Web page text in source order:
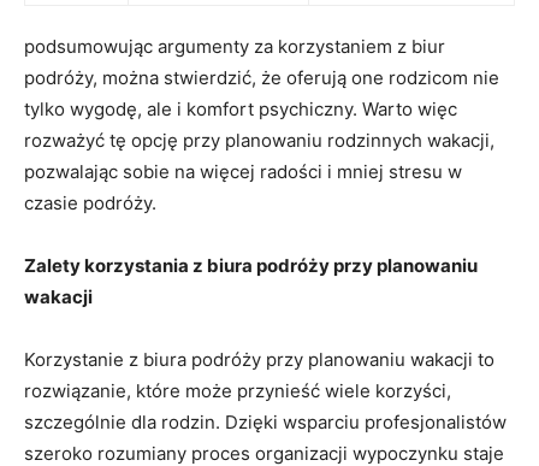
podsumowując argumenty za ​korzystaniem z biur
⁢podróży, można stwierdzić,‌ że oferują one ⁢rodzicom nie
tylko wygodę, ale i komfort psychiczny. Warto więc‌
rozważyć ⁢tę opcję przy planowaniu rodzinnych ​wakacji,
pozwalając sobie na więcej radości i mniej stresu w
czasie podróży.
Zalety korzystania z biura podróży‌ przy planowaniu
wakacji
Korzystanie z biura podróży przy‌ planowaniu wakacji to
rozwiązanie, które może przynieść wiele korzyści,
szczególnie⁤ dla rodzin. Dzięki wsparciu profesjonalistów
szeroko rozumiany proces ​organizacji‌ wypoczynku staje